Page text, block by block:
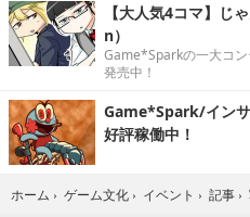
【大人気4コマ】
n）
Game*Sparkの一大コ
発売中！
Game*Spark/イン
好評稼働中！
ホーム › ゲーム文化 › イベント › 記事 ›